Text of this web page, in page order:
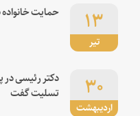
تیر
۱۳ حمایت
اردیبهشت
۳۰
دکتر رئیسی در
تسلیت گفت